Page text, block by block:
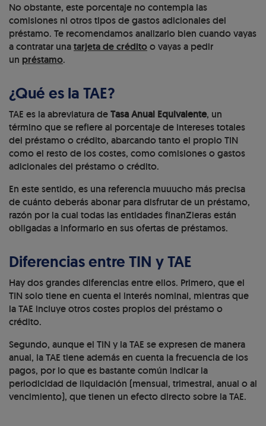
No obstante, este porcentaje no contempla las
comisiones ni otros tipos de gastos adicionales del
préstamo. Te recomendamos analizarlo bien cuando vayas
a contratar unatarjeta de créditoo vayas a pedir
un préstamo.
¿Qué es la TAE?
TAE es la abreviatura deTasa Anual Equivalente, un
término que se refiere al porcentaje de intereses totales
del préstamo o crédito, abarcando tanto el propio TIN
como el resto de los costes, como comisiones o gastos
adicionales del préstamo o crédito.
En este sentido, es una referencia muuucho más precisa
de cuánto deberás abonar para disfrutar de un préstamo,
razón por la cual todas las entidades finanZieras están
obligadas a informarlo en sus ofertas de préstamos.
Diferencias entre TIN y TAE
Hay dos grandes diferencias entre ellos. Primero, que el
TIN solo tiene en cuenta el interés nominal, mientras que
la TAE incluye otros costes propios del préstamo o
crédito.
Segundo, aunque el TIN y la TAE se expresen de manera
anual, la TAE tiene además en cuenta la frecuencia de los
pagos, por lo que es bastante común indicar la
periodicidad de liquidación (mensual, trimestral, anual o al
vencimiento), que tienen un efecto directo sobre la TAE.